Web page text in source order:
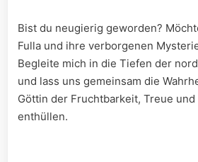
Bist du neugierig geworden?
Fulla und ihre verborgenen
Begleite mich ⁢in ⁣die Tiefen ⁣der
und lass uns gemeinsam⁢ die
⁢Göttin der Fruchtbarkeit, Treue und
enthüllen.